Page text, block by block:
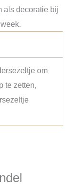
als decoratie bij
om
te zetten,